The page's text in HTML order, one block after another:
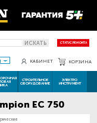
ИСКАТЬ СТАТУС РЕМОНТА
КАБИНЕТ КОРЗИНА
СТРОИТЕЛЬНОЕ
ОБОРУДОВАНИЕ
ЭЛЕКТРО
ИНСТРУМЕНТ
EC 750